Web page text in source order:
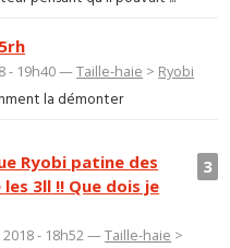
- 19h40 —Taille-haie > Ryobi
la démonter
3
Ryobi patine des
3ll !! Que dois je
2018 - 18h52 —Taille-haie >